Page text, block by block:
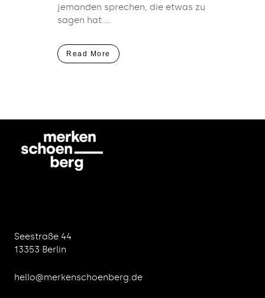
jemanden sprechen, die etwas zu
sagen hat....
Read More
Seestraße 44
13353 Berlin
hello@merkenschoenberg.de